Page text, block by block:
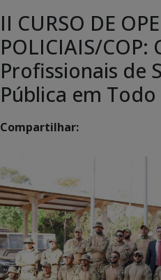
II CURSO DE
POLICIAIS/
Profissionais de
Pública em Todo
Compartilhar: